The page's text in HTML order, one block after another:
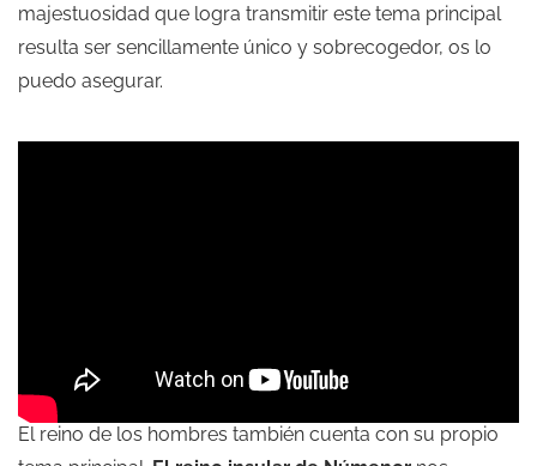
majestuosidad que logra transmitir este tema principal
resulta ser sencillamente único y sobrecogedor, os lo
puedo asegurar.
El reino de los hombres también cuenta con su propio